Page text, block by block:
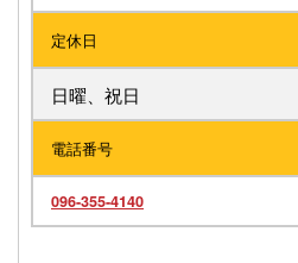
定休日
日曜、祝日
電話番号
096-355-4140